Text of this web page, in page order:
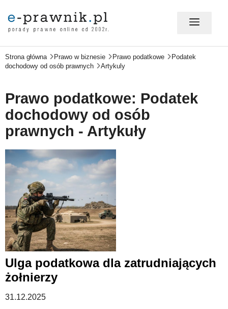
MÓJ E-PRAWNIK - LOGOWANIE
PORADY PRAWNE ONLINE
PRAWO NA CO DZIEŃ
PRAWO W BIZNESIE
ZMIANY W PRAWIE
WZORY DOKUMENTÓW
FORUM PRAWNE
Strona główna Prawo w biznesie Prawo podatkowe
Podatek
dochodowy od osób prawnych
Artykuly
Prawo podatkowe: Podatek
dochodowy od osób
prawnych - Artykuły
Ulga podatkowa dla zatrudniających
żołnierzy
31.12.2025